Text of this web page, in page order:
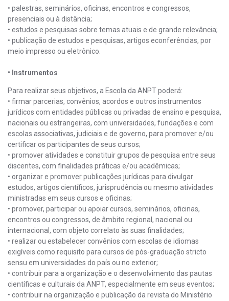
• palestras, seminários, oficinas, encontros e congressos,
presenciais ou à distância;
• estudos e pesquisas sobre temas atuais e de grande relevância;
• publicação de estudos e pesquisas, artigos econferências, por
meio impresso ou eletrônico.
• Instrumentos
Para realizar seus objetivos, a Escola da ANPT poderá:
• firmar parcerias, convênios, acordos e outros instrumentos
jurídicos com entidades públicas ou privadas de ensino e pesquisa,
nacionais ou estrangeiras, com universidades, fundações e com
escolas associativas, judiciais e de governo, para promover e/ou
certificar os participantes de seus cursos;
• promover atividades e constituir grupos de pesquisa entre seus
discentes, com finalidades práticas e/ou acadêmicas;
• organizar e promover publicações jurídicas para divulgar
estudos, artigos científicos, jurisprudência ou mesmo atividades
ministradas em seus cursos e oficinas;
• promover, participar ou apoiar cursos, seminários, oficinas,
encontros ou congressos, de âmbito regional, nacional ou
internacional, com objeto correlato às suas finalidades;
• realizar ou estabelecer convênios com escolas de idiomas
exigíveis como requisito para cursos de pós-graduação stricto
sensu em universidades do país ou no exterior;
• contribuir para a organização e o desenvolvimento das pautas
científicas e culturais da ANPT, especialmente em seus eventos;
• contribuir na organização e publicação da revista do Ministério